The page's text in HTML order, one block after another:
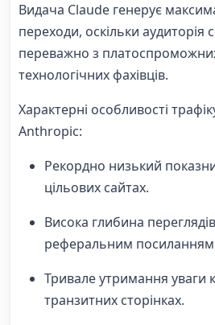
Видача Claude генерує
переходи, оскільки аудиторія
переважно з
технологічних фахівців.
Характерні особливості
Anthropic:
Рекордно низький
цільових сайтах.
Висока глибина
реферальним
Тривале утримання уваги
транзитних сторінках.